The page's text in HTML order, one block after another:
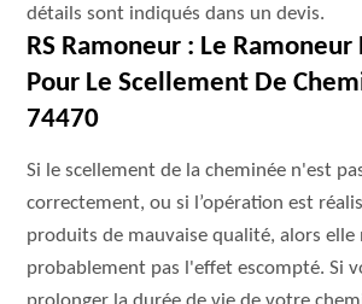
détails sont indiqués dans un devis.
RS Ramoneur : Le
Pour Le Scellement De
74470
Si le scellement de la cheminée n'est
correctement, ou si l’opération est
produits de mauvaise qualité, alors elle
probablement pas l'effet escompté. Si